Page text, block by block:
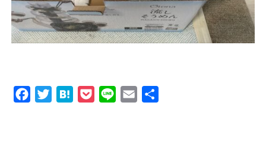
Facebook
Twitter HatenaPocketLine Email